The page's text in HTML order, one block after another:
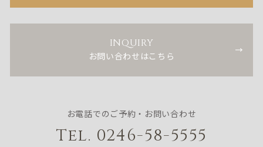
INQUIRY
お問い合わせはこちら
お電話でのご予約・お問い合わせ
Tel. 0246-58-5555